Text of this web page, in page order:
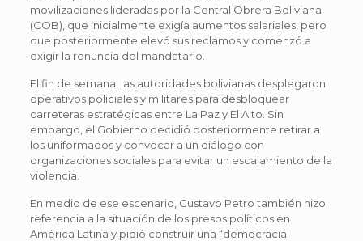
movilizaciones lideradas por la Central Obrera Boliviana
(COB), que inicialmente exigía aumentos salariales, pero
que posteriormente elevó sus reclamos y comenzó a
exigir la renuncia del mandatario.
El fin de semana, las autoridades bolivianas desplegaron
operativos policiales y militares para desbloquear
carreteras estratégicas entre La Paz y El Alto. Sin
embargo, el Gobierno decidió posteriormente retirar a
los uniformados y convocar a un diálogo con
organizaciones sociales para evitar un escalamiento de la
violencia.
En medio de ese escenario, Gustavo Petro también hizo
referencia a la situación de los presos políticos en
América Latina y pidió construir una “democracia